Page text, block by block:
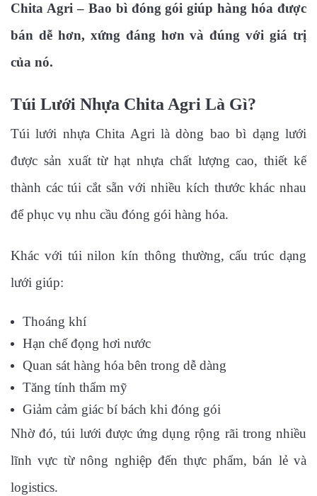
Chita Agri – Bao bì đóng gói giúp hàng hóa được
bán dễ hơn, xứng đáng hơn và đúng với giá trị
của nó.
Túi Lưới Nhựa Chita Agri Là Gì?
Túi lưới nhựa Chita Agri là dòng bao bì dạng lưới
được sản xuất từ hạt nhựa chất lượng cao, thiết kế
thành các túi cắt sẵn với nhiều kích thước khác nhau
để phục vụ nhu cầu đóng gói hàng hóa.
Khác với túi nilon kín thông thường, cấu trúc dạng
lưới giúp:
Thoáng khí
Hạn chế đọng hơi nước
Quan sát hàng hóa bên trong dễ dàng
Tăng tính thẩm mỹ
Giảm cảm giác bí bách khi đóng gói
Nhờ đó, túi lưới được ứng dụng rộng rãi trong nhiều
lĩnh vực từ nông nghiệp đến thực phẩm, bán lẻ và
logistics.